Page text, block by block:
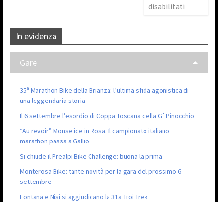
disabilitati
In evidenza
Gare
35ª Marathon Bike della Brianza: l’ultima sfida agonistica di
una leggendaria storia
Il 6 settembre l’esordio di Coppa Toscana della Gf Pinocchio
“Au revoir” Monselice in Rosa. Il campionato italiano
marathon passa a Gallio
Si chiude il Prealpi Bike Challenge: buona la prima
Monterosa Bike: tante novità per la gara del prossimo 6
settembre
Fontana e Nisi si aggiudicano la 31a Troi Trek